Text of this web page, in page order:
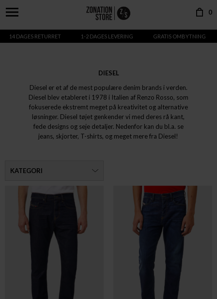
0
14 DAGES RETURRET 1-2 DAGES LEVERING GRATIS OMBYTNING
DIESEL
Diesel er et af de mest populære denim brands i verden.
Diesel blev etableret i 1978 i Italien af Renzo Rosso, som
fokuserede ekstremt meget på kreativitet og alternative
løsninger. Diesel tøjet genkender vi med deres rå kant,
fede designs og seje detaljer. Nedenfor kan du bl.a. se
jeans, skjorter, T-shirts, og meget mere fra Diesel!
KATEGORI